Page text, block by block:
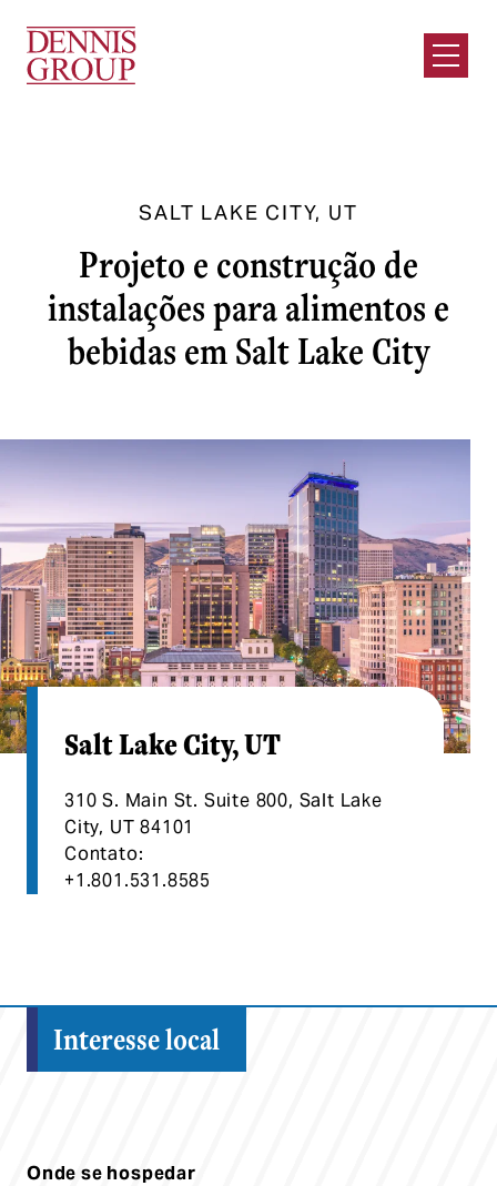
Abrir
SALT LAKE CITY, UT
Projeto e construção de
instalações para alimentos e
bebidas em Salt Lake City
Salt Lake City, UT
310 S. Main St. Suite 800, Salt Lake
City, UT 84101
Contato:
+1.801.531.8585
Interesse local
Onde se hospedar